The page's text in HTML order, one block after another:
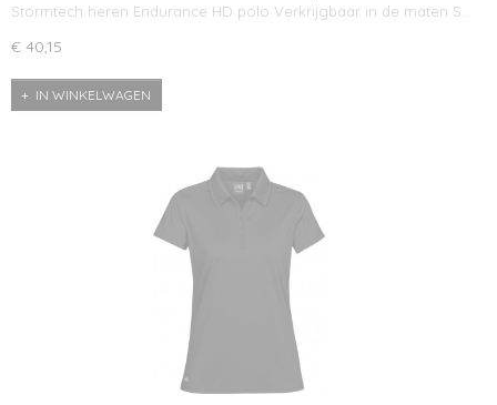
Stormtech heren Endurance HD polo Verkrijgbaar in de maten S…
€ 40,15
IN WINKELWAGEN